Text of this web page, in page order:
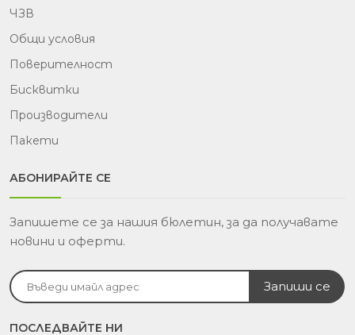
ЧЗВ
Общи условия
Поверителност
Бисквитки
Производители
Пакети
АБОНИРАЙТЕ СЕ
Запишете се за нашия бюлетин, за да получавате
новини и оферти.
ПОСЛЕДВАЙТЕ НИ